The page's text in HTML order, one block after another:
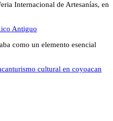
Internacional de Artesanías, en
Antiguo
como un elemento esencial
turismo cultural en coyoacan